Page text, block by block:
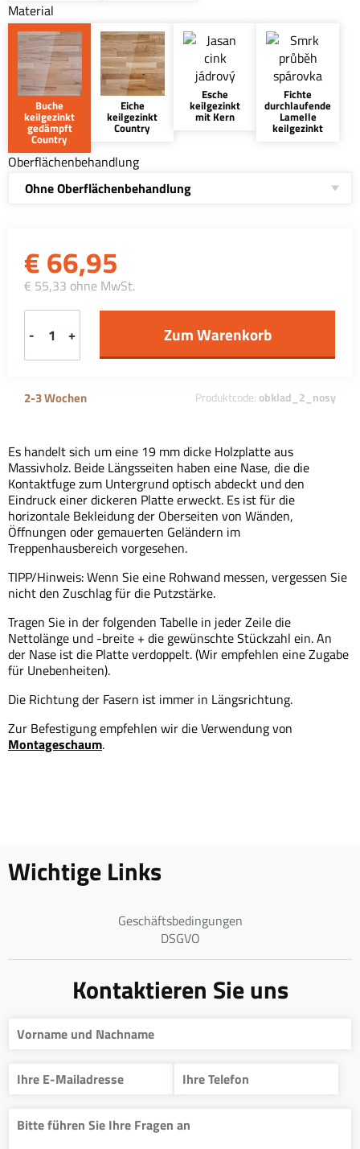
Material
Buche
keilgezinkt
gedämpft
Country
Eiche
keilgezinkt
Country
Esche
keilgezinkt
mit Kern
Fichte
durchlaufende
Lamelle
keilgezinkt
Oberflächenbehandlung
Ohne Oberflächenbehandlung
€ 66,95
€ 55,33 ohne MwSt.
- +
2-3 Wochen Produktcode: obklad_2_nosy
Es handelt sich um eine 19 mm dicke Holzplatte aus
Massivholz. Beide Längsseiten haben eine Nase, die die
Kontaktfuge zum Untergrund optisch abdeckt und den
Eindruck einer dickeren Platte erweckt. Es ist für die
horizontale Bekleidung der Oberseiten von Wänden,
Öffnungen oder gemauerten Geländern im
Treppenhausbereich vorgesehen.
TIPP/Hinweis: Wenn Sie eine Rohwand messen, vergessen Sie
nicht den Zuschlag für die Putzstärke.
Tragen Sie in der folgenden Tabelle in jeder Zeile die
Nettolänge und -breite + die gewünschte Stückzahl ein. An
der Nase ist die Platte verdoppelt. (Wir empfehlen eine Zugabe
für Unebenheiten).
Die Richtung der Fasern ist immer in Längsrichtung.
Zur Befestigung empfehlen wir die Verwendung von
Montageschaum.
Wichtige Links
Geschäftsbedingungen
DSGVO
Kontaktieren Sie uns